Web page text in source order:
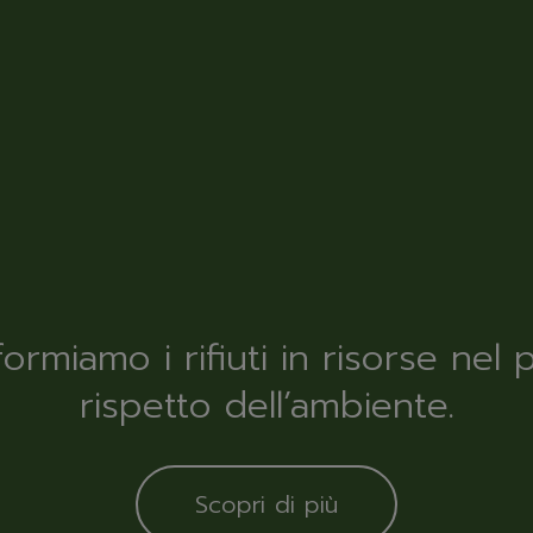
i rifiuti in risorse nel
rispetto dell’ambiente.
Scopri di più